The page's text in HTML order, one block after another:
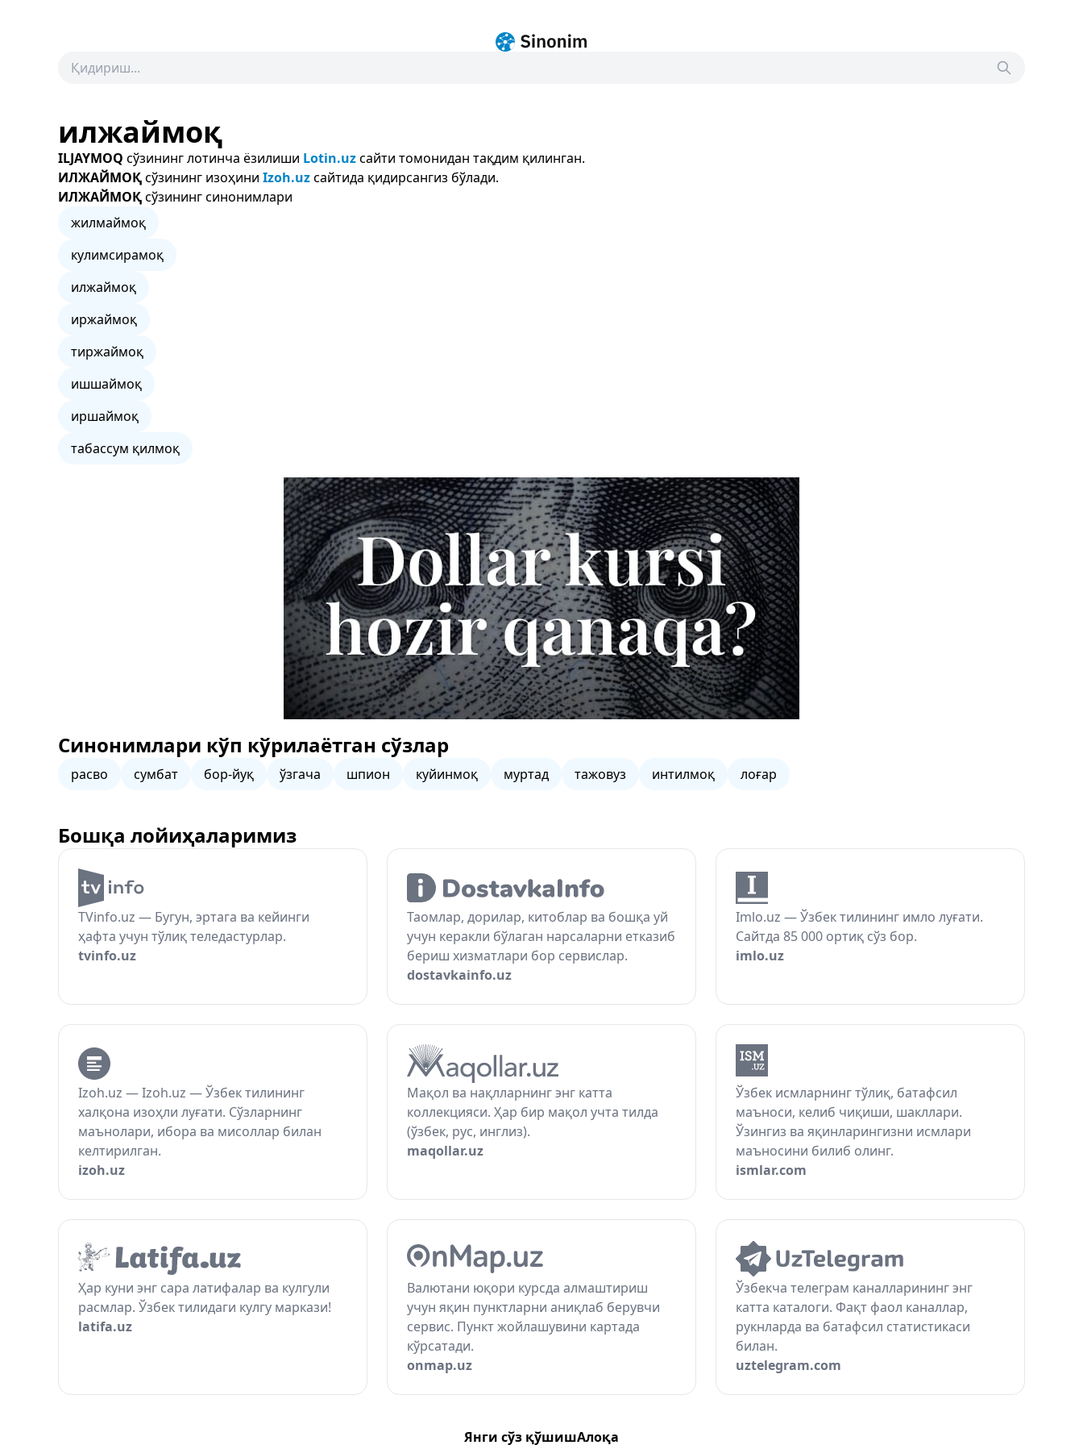
илжаймоқ
ILJAYMOQ сўзининг лотинча ёзилиши Lotin.uzсайти томонидан тақдим қилинган.
ИЛЖАЙМОҚсўзининг изоҳини Izoh.uzсайтида қидирсангиз бўлади.
ИЛЖАЙМОҚсўзининг синонимлари
жилмаймоқ
кулимсирамоқ
илжаймоқ
иржаймоқ
тиржаймоқ
ишшаймоқ
иршаймоқ
табассум қилмоқ
Синонимлари кўп кўрилаётган сўзлар
расво сумбат бор-йуқ ўзгача шпион куйинмоқ муртад тажовуз интилмоқ лоғар
Бошқа лойиҳаларимиз
TVinfo.uz — Бугун, эртага ва кейинги
ҳафта учун тўлиқ теледастурлар.
tvinfo.uz
Таомлар, дорилар, китоблар ва бошқа уй
учун керакли бўлаган нарсаларни етказиб
бериш хизматлари бор сервислар.
dostavkainfo.uz
Imlo.uz — Ўзбек тилининг имло луғати.
Сайтда 85 000 ортиқ сўз бор.
imlo.uz
Izoh.uz — Izoh.uz — Ўзбек тилининг
халқона изоҳли луғати. Сўзларнинг
маънолари, ибора ва мисоллар билан
келтирилган.
izoh.uz
Мақол ва нақлларнинг энг катта
коллекцияси. Ҳар бир мақол учта тилда
(ўзбек, рус, инглиз).
maqollar.uz
Ўзбек исмларнинг тўлиқ, батафсил
маъноси, келиб чиқиши, шакллари.
Ўзингиз ва яқинларингизни исмлари
маъносини билиб олинг.
ismlar.com
Ҳар куни энг сара латифалар ва кулгули
расмлар. Ўзбек тилидаги кулгу маркази!
latifa.uz
Валютани юқори курсда алмаштириш
учун яқин пунктларни аниқлаб берувчи
сервис. Пункт жойлашувини картада
кўрсатади.
onmap.uz
Ўзбекча телеграм каналларининг энг
катта каталоги. Фақт фаол каналлар,
рукнларда ва батафсил статистикаси
билан.
uztelegram.com
Янги сўз қўшишАлоқа